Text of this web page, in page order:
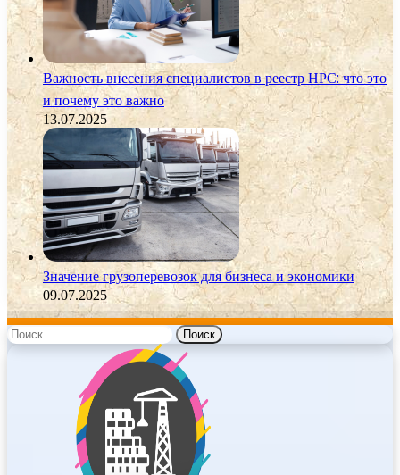
Важность внесения специалистов в реестр НРС: что это
и почему это важно
13.07.2025
Значение грузоперевозок для бизнеса и экономики
09.07.2025
Найти: